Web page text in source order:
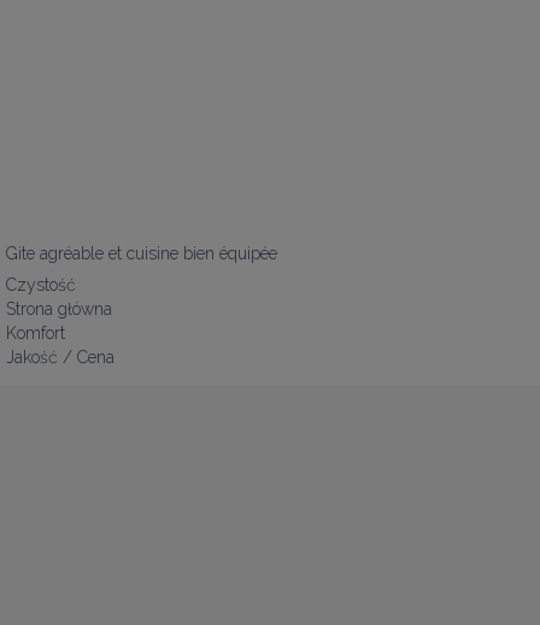
Gite agréable et cuisine bien équipée
Czystość
Strona główna
Komfort
Jakość / Cena